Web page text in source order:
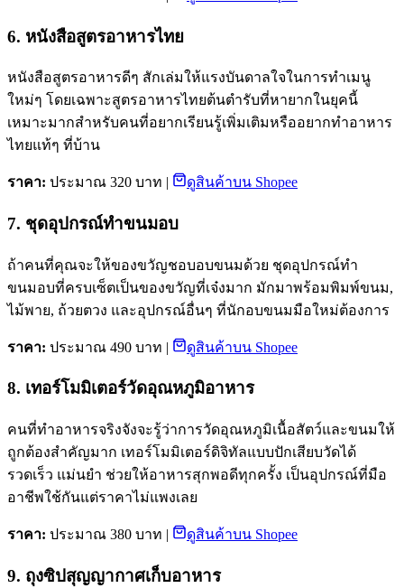
6. หนังสือสูตรอาหารไทย
หนังสือสูตรอาหารดีๆ สักเล่มให้แรงบันดาลใจในการทำเมนู
ใหม่ๆ โดยเฉพาะสูตรอาหารไทยต้นตำรับที่หายากในยุคนี้
เหมาะมากสำหรับคนที่อยากเรียนรู้เพิ่มเติมหรืออยากทำอาหาร
ไทยแท้ๆ ที่บ้าน
ราคา: ประมาณ 320 บาท | ดูสินค้าบน Shopee
7. ชุดอุปกรณ์ทำขนมอบ
ถ้าคนที่คุณจะให้ของขวัญชอบอบขนมด้วย ชุดอุปกรณ์ทำ
ขนมอบที่ครบเซ็ตเป็นของขวัญที่เจ๋งมาก มักมาพร้อมพิมพ์ขนม,
ไม้พาย, ถ้วยตวง และอุปกรณ์อื่นๆ ที่นักอบขนมมือใหม่ต้องการ
ราคา: ประมาณ 490 บาท | ดูสินค้าบน Shopee
8. เทอร์โมมิเตอร์วัดอุณหภูมิอาหาร
คนที่ทำอาหารจริงจังจะรู้ว่าการวัดอุณหภูมิเนื้อสัตว์และขนมให้
ถูกต้องสำคัญมาก เทอร์โมมิเตอร์ดิจิทัลแบบปักเสียบวัดได้
รวดเร็ว แม่นยำ ช่วยให้อาหารสุกพอดีทุกครั้ง เป็นอุปกรณ์ที่มือ
อาชีพใช้กันแต่ราคาไม่แพงเลย
ราคา: ประมาณ 380 บาท | ดูสินค้าบน Shopee
9. ถุงซิปสุญญากาศเก็บอาหาร